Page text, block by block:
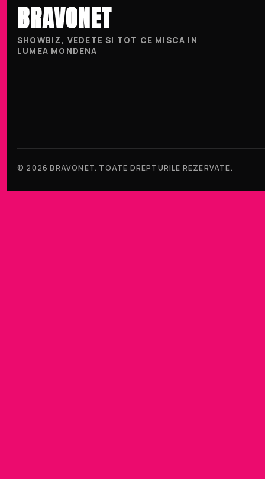
BRAVONET
SHOWBIZ, VEDETE SI TOT CE MISCA IN
LUMEA MONDENA
© 2026 BRAVONET. TOATE DREPTURILE REZERVATE.